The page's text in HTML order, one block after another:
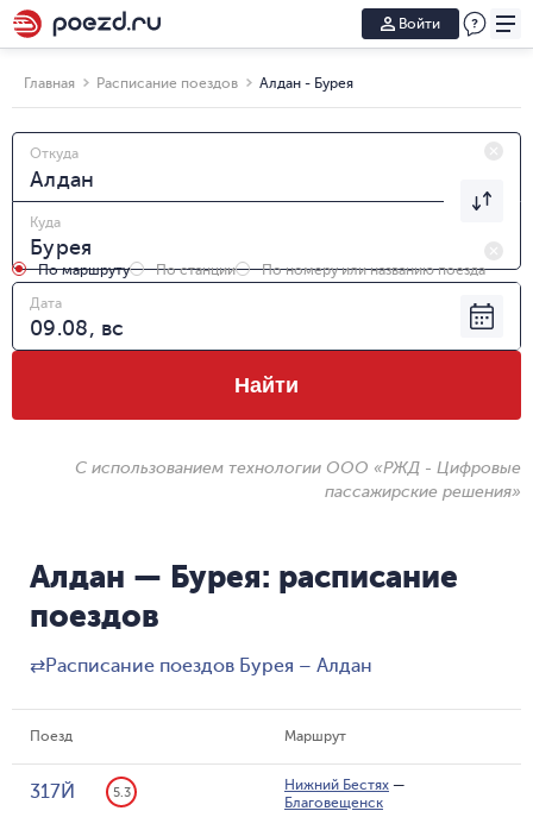
Войти
Главная Расписание поездов Алдан - Бурея
Откуда
Куда
По маршруту По станции
По номеру или названию поезда
Дата
Найти
С использованием технологии ООО «РЖД - Цифровые
пассажирские решения»
Алдан — Бурея: расписание
поездов
⇄Расписание поездов Бурея – Алдан
Поезд Маршрут
317Й 5.3 Нижний Бестях —
Благовещенск